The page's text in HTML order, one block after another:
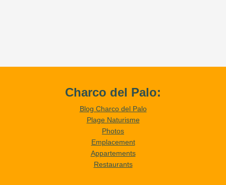
Charco del Palo:
Blog Charco del Palo
Plage Naturisme
Photos
Emplacement
Appartements
Restaurants